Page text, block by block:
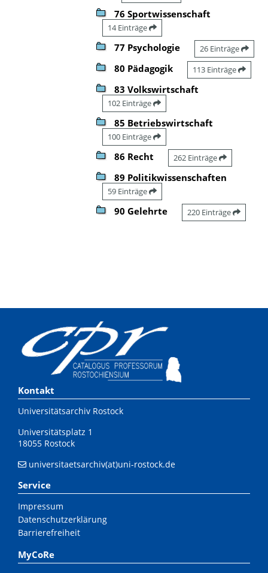
76 Sportwissenschaft
14 Einträge
77 Psychologie 26 Einträge
80 Pädagogik 113 Einträge
83 Volkswirtschaft
102 Einträge
85 Betriebswirtschaft
100 Einträge
86 Recht 262 Einträge
89 Politikwissenschaften
59 Einträge
90 Gelehrte 220 Einträge
Kontakt
Universitätsarchiv Rostock
Universitätsplatz 1
18055 Rostock
universitaetsarchiv(at)uni-rostock.de
Service
Impressum
Datenschutzerklärung
Barrierefreiheit
MyCoRe